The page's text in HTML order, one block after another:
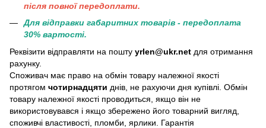
пiсля повної передоплати.
Для відправки габаритних товарів - передоплата
30% вартості.
Реквізити відправляти на пошту yrlen@ukr.net для отримання
рахунку.
Споживач має право на обмін товару належної якості
протягом чотирнадцяти днів, не рахуючи дня купівлі. Обмін
товару належної якості проводиться, якщо він не
використовувався і якщо збережено його товарний вигляд,
споживчі властивості, пломби, ярлики. Гарантія